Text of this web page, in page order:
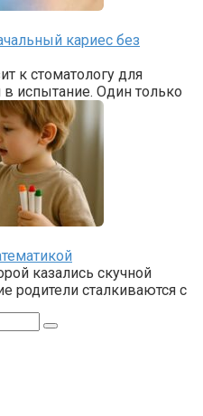
кариес без
к стоматологу для
в испытание. Один только
казались скучной
родители сталкиваются с